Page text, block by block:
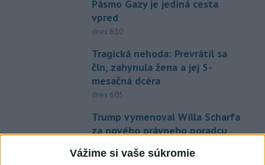
Vážime si vaše súkromie
Pásmo Gazy je jediná cesta
vpred
dnes 6:10
Tragická nehoda: Prevrátil sa
čln, zahynula žena a jej 5-
mesačná dcéra
dnes 6:05
Trump vymenoval Willa Scharfa
za nového právneho poradcu
dnes 6:14